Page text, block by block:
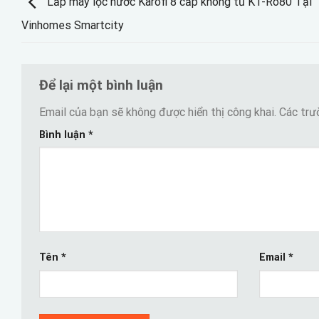
Vinhomes Smartcity
Để lại một bình luận
Email của bạn sẽ không được hiển thị công khai. Các
Bình luận *
Tên * Email*